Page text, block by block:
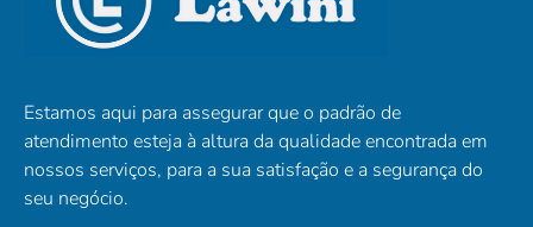
Estamos aqui para assegurar que o padrão de
atendimento esteja à altura da qualidade encontrada em
nossos serviços, para a sua satisfação e a segurança do
seu negócio.